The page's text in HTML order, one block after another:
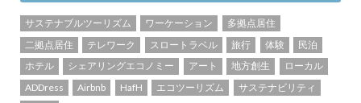
サステナブルツーリズム ワーケーション
多拠点居住
二拠点居住
テレワーク スロートラベル 旅行 体験
民泊
ホテル
シェアリングエコノミー アート 地方創生
ローカル
ADDress
Airbnb HafH エコツーリズム
サステナビリティ